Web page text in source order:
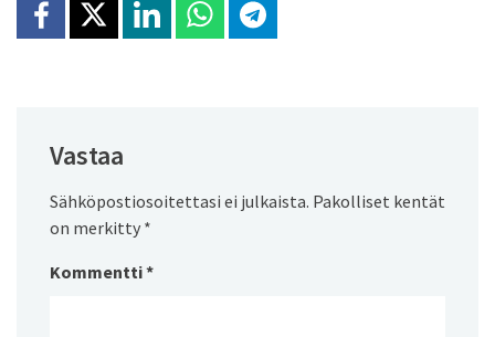
Jaa Facebookissa
Jaa X:ssäJaa Linkedinissä
Jaa Whatsappissa
Jaa Telegramissa
Vastaa
Sähköpostiosoitettasi ei julkaista. Pakolliset kentät
on merkitty *
Kommentti*